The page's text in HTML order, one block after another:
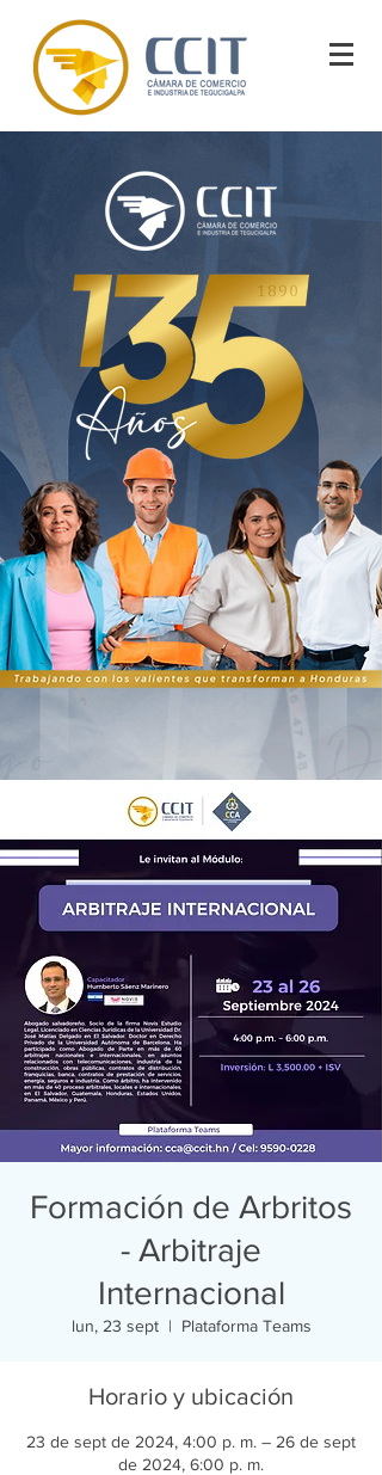
Formación de Arbritos
- Arbitraje
Internacional
lun, 23 sept
  |
Plataforma Teams
Horario y ubicación
23 de sept de 2024, 4:00 p. m. – 26 de sept
de 2024, 6:00 p. m.